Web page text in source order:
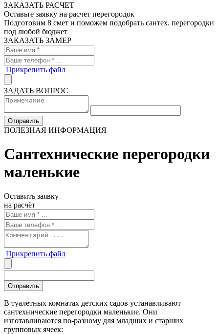
ЗАКАЗАТЬ РАСЧЕТ
Оставьте заявку на расчет перегородок
Подготовим 8 смет и поможем подобрать сантех. перегородки
под любой бюджет
ЗАКАЗАТЬ ЗАМЕР
Прикрепить файл
ЗАДАТЬ ВОПРОС
ПОЛЕЗНАЯ ИНФОРМАЦИЯ
Сантехнические перегородки
маленькие
Оставить заявку
на расчёт
Прикрепить файл
В туалетных комнатах детских садов устанавливают
сантехнические перегородки маленькие. Они
изготавливаются по-разному для младших и старших
групповых ячеек: